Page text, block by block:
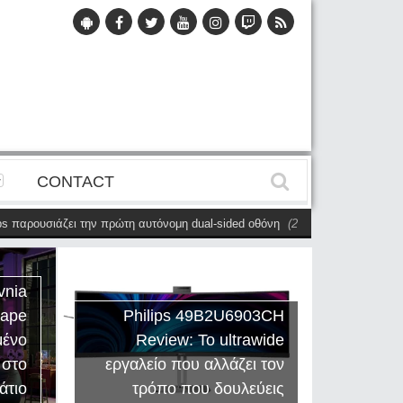
CONTACT
την πρώτη αυτόνομη dual-sided οθόνη (28 Μαΐου)
Philips 49B2U6903CH
Review: Το ultrawide
εργαλείο που αλλάζει τον
τρόπο που δουλεύεις